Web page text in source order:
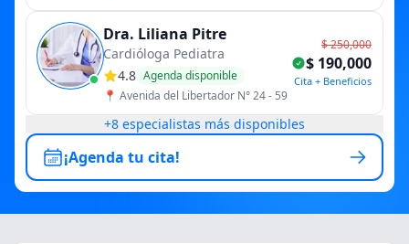
Dra. Liliana Pitre
Cardióloga Pediatra
4.8 Agenda disponible
📍 Avenida del Libertador N° 24 - 59
$ 250,000
$ 190,000
Cita + Beneficios
+8 especialistas más disponibles
¡Agenda tu cita!